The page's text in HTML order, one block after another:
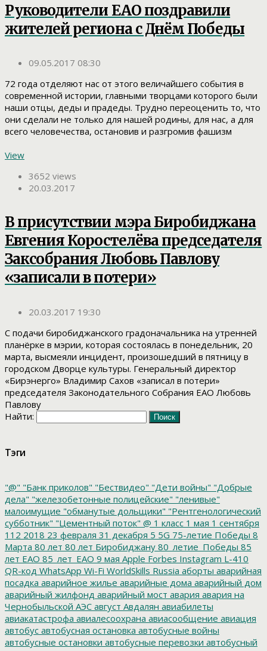
Руководители ЕАО поздравили
жителей региона с Днём Победы
09.05.2017 08:30
72 года отделяют нас от этого величайшего события в
современной истории, главными творцами которого были
наши отцы, деды и прадеды. Трудно переоценить то, что
они сделали не только для нашей родины, для нас, а для
всего человечества, остановив и разгромив фашизм
View
3652 views
20.03.2017
В присутствии мэра Биробиджана
Евгения Коростелёва председателя
Заксобрания Любовь Павлову
«записали в потери»
20.03.2017 19:30
С подачи биробиджанского градоначальника на утренней
планёрке в мэрии, которая состоялась в понедельник, 20
марта, высмеяли инцидент, произошедший в пятницу в
городском Дворце культуры. Генеральный директор
«Бирэнерго» Владимир Сахов «записал в потери»
председателя Законодательного Собрания ЕАО Любовь
Павлову
Найти:
Тэги
"@" "Банк приколов" "Бествидео" "Дети войны" "Добрые
дела" "железобетонные полицейские" "ленивые"
малоимущие "обманутые дольщики" "Рентгенологический
субботник" "Цементный поток" @ 1 класс 1 мая 1 сентября
112 2018 23 февраля 31 декабря 5 5G 75-летие Победы 8
Марта 80 лет 80 лет Биробиджану 80_летие_Победы 85
лет ЕАО 85_лет_ЕАО 9 мая Apple Forbes Instagram L-410
QR-код WhatsApp Wi-Fi WorldSkills Russia аборты аварийная
посадка аварийное жилье аварийные дома аварийный дом
аварийный жилфонд аварийный мост авария авария на
Чернобыльской АЭС август Авдалян авиабилеты
авиакатастрофа авиалесоохрана авиасообщение авиация
автобус автобусная остановка автобусные войны
автобусные остановки автобусные перевозки автобусный